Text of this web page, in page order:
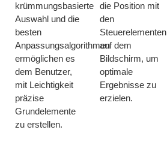
krümmungsbasierte
Auswahl und die
besten
Anpassungsalgorithmen
ermöglichen es
dem Benutzer,
mit Leichtigkeit
präzise
Grundelemente
zu erstellen.
die Position mit
den
Steuerelementen
auf dem
Bildschirm, um
optimale
Ergebnisse zu
erzielen.